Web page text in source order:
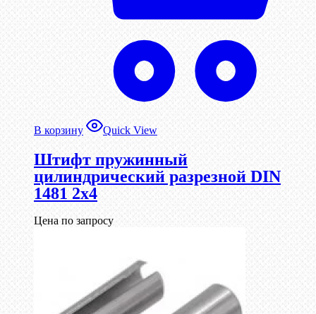
В корзину Quick View
Штифт пружинный
цилиндрический разрезной DIN
1481 2х4
Цена по запросу